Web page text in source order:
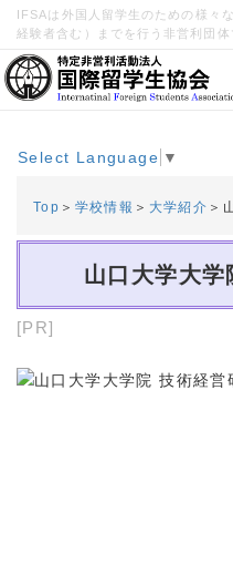
IFSAは外国人留学生のための様々
経験者含む）までを行う非営利団体
Select Language ▼
Top ＞ 学校情報 ＞ 大学紹介 ＞
山口大学大
[PR]